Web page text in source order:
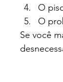
O
O
Se você